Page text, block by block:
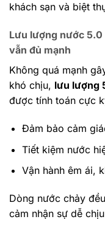
khách sạn và biệt
Lưu lượng nước 5.0
vẫn đủ mạnh
Không quá mạnh
khó chịu, lưu lượng
được tính toán cực
Đảm bảo cảm
Tiết kiệm nước
Vận hành êm ái,
Dòng nước chảy
cảm nhận sự dễ